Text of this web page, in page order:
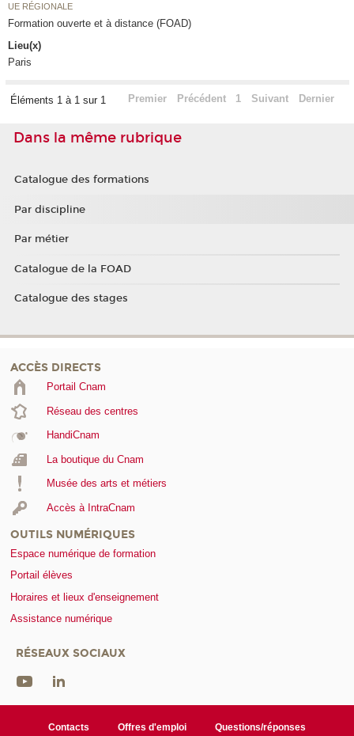
UE RÉGIONALE
Formation ouverte et à distance (FOAD)
Lieu(x)
Paris
Éléments 1 à 1 sur 1 Premier Précédent 1 Suivant Dernier
Dans la même rubrique
Catalogue des formations
Par discipline
Par métier
Catalogue de la FOAD
Catalogue des stages
ACCÈS DIRECTS
Portail Cnam
Réseau des centres
HandiCnam
La boutique du Cnam
Musée des arts et métiers
Accès à IntraCnam
OUTILS NUMÉRIQUES
Espace numérique de formation
Portail élèves
Horaires et lieux d'enseignement
Assistance numérique
RÉSEAUX SOCIAUX
Contacts Offres d'emploi Questions/réponses